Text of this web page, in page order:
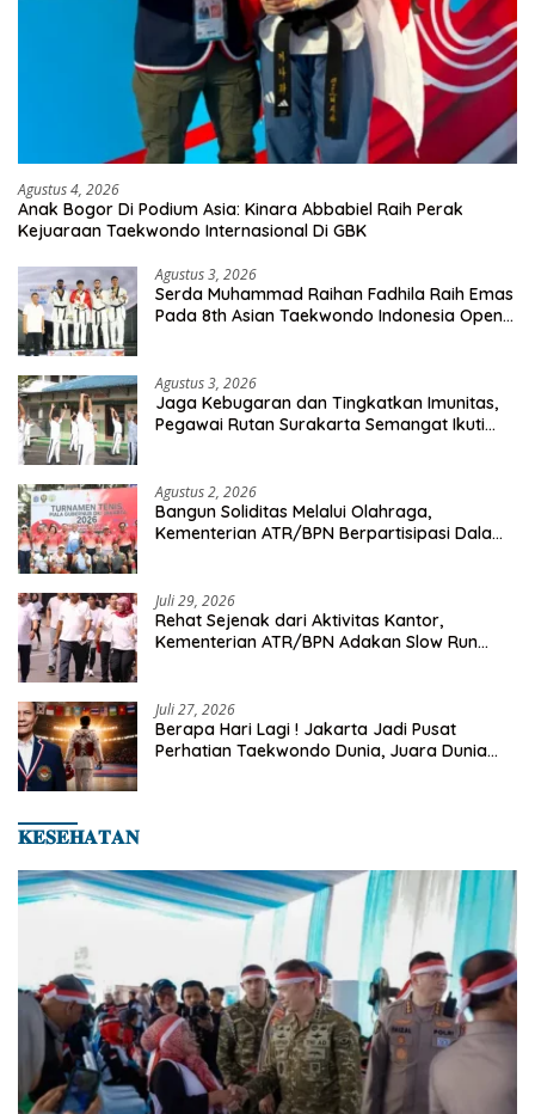
Agustus 4, 2026
Anak Bogor Di Podium Asia: Kinara Abbabiel Raih Perak
Kejuaraan Taekwondo Internasional Di GBK
Agustus 3, 2026
Serda Muhammad Raihan Fadhila Raih Emas
Pada 8th Asian Taekwondo Indonesia Open
Agustus 3, 2026
Jaga Kebugaran dan Tingkatkan Imunitas,
Pegawai Rutan Surakarta Semangat Ikuti
Agustus 2, 2026
Bangun Soliditas Melalui Olahraga,
Kementerian ATR/BPN Berpartisipasi Dalam
Juli 29, 2026
Rehat Sejenak dari Aktivitas Kantor,
Kementerian ATR/BPN Adakan Slow Run
Juli 27, 2026
Berapa Hari Lagi ! Jakarta Jadi Pusat
Perhatian Taekwondo Dunia, Juara Dunia
𝐊𝐄𝐒𝐄𝐇𝐀𝐓𝐀𝐍